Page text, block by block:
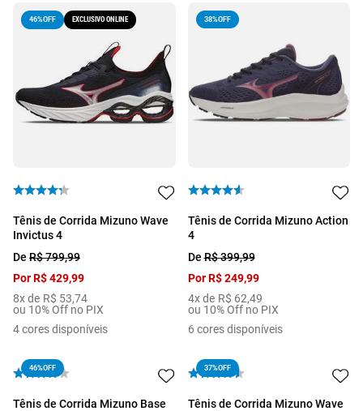
46%OFF EXCLUSIVO ONLINE
Tênis de Corrida Mizuno Wave
Invictus 4
De R$799,99
PorR$429,99
8x de R$ 53,74
ou 10% Off no PIX
4cores disponíveis
38%OFF
Tênis de Corrida Mizuno Action
4
DeR$399,99
PorR$ 249,99
4x de R$ 62,49
ou 10% Off no PIX
6 cores disponíveis
46%OFF
Tênis de Corrida Mizuno Base
37%OFF
Tênis de Corrida Mizuno Wave